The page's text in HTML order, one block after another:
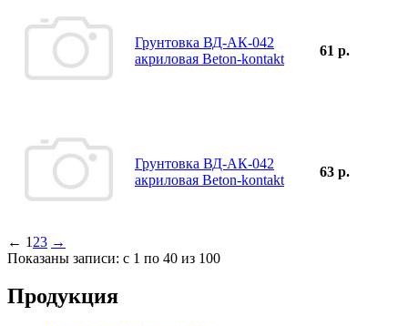
Грунтовка ВД-АК-042
акриловая Beton-kontakt
61 р.
Грунтовка ВД-АК-042
акриловая Beton-kontakt
63 р.
← 1 23 →
Показаны записи: с 1 по 40 из 100
Продукция